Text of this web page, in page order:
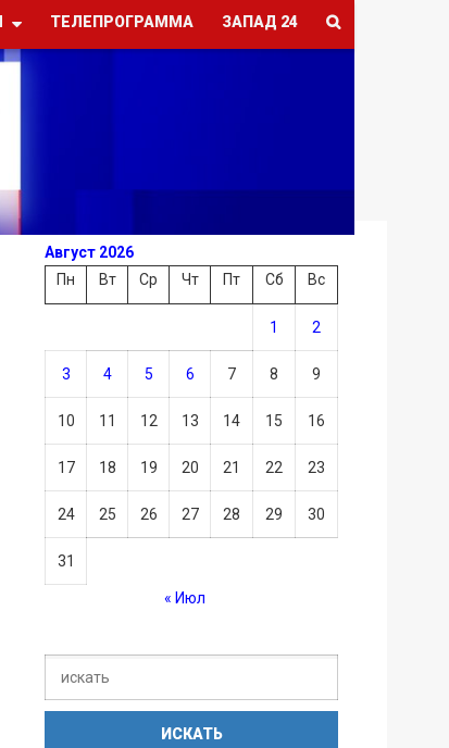
ТЕЛЕПРОГРАММА ЗАПАД 24
Август 2026
Пн
Вт Ср Чт Пт Сб Вс
1 2
3 4 5 6 7 8 9
10 11 12 13 14 15 16
17 18 19 20 21 22 23
24 25 26 27 28 29 30
31
« Июл